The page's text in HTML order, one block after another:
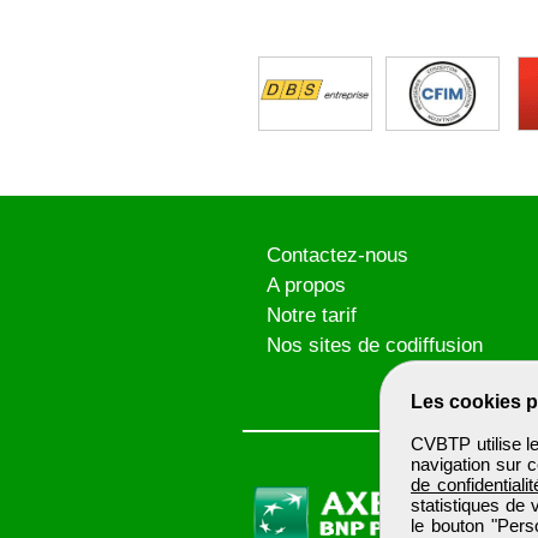
Les cookies
CVBTP utilise
navigation sur
de
statistiques de
le bouton
Contactez-nous
A propos
Notre tarif
Nos sites de codiffusion